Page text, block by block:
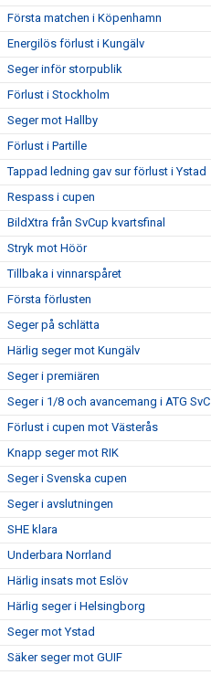
Första matchen i Köpenhamn
Energilös förlust i Kungälv
Seger inför storpublik
Förlust i Stockholm
Seger mot Hallby
Förlust i Partille
Tappad ledning gav sur förlust i Ystad
Respass i cupen
BildXtra från SvCup kvartsfinal
Stryk mot Höör
Tillbaka i vinnarspåret
Första förlusten
Seger på schlätta
Härlig seger mot Kungälv
Seger i premiären
Seger i 1/8 och avancemang i ATG SvC
Förlust i cupen mot Västerås
Knapp seger mot RIK
Seger i Svenska cupen
Seger i avslutningen
SHE klara
Underbara Norrland
Härlig insats mot Eslöv
Härlig seger i Helsingborg
Seger mot Ystad
Säker seger mot GUIF